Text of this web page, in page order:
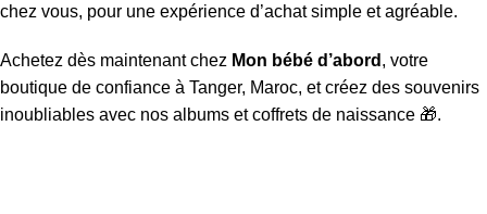
chez vous, pour une expérience d’achat simple et agréable.
Achetez dès maintenant chez Mon bébé d’abord , votre
boutique de confiance à Tanger, Maroc, et créez des souvenirs
inoubliables avec nos albums et coffrets de naissance 🎁.